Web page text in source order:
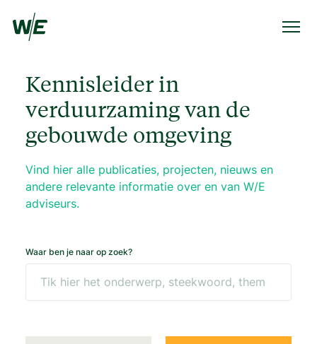
Kennisleider in
verduurzaming van de
gebouwde omgeving
Vind hier alle publicaties, projecten, nieuws en
andere relevante informatie over en van W/E
adviseurs.
Waar ben je naar op zoek?